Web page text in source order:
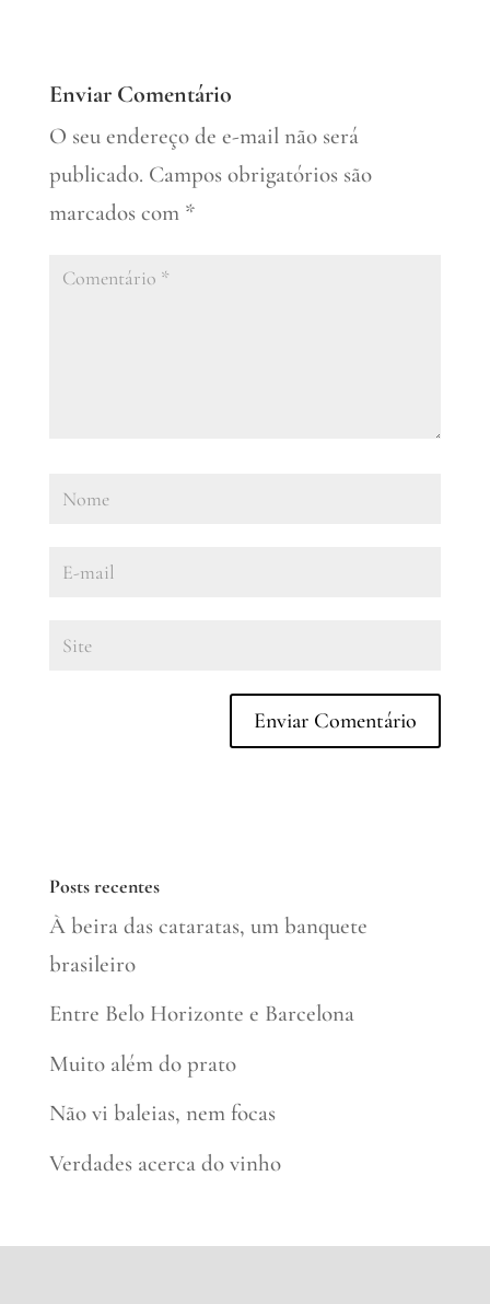
Enviar Comentário
O seu endereço de e-mail não será
publicado. Campos obrigatórios são
marcados com *
Posts recentes
À beira das cataratas, um banquete
brasileiro
Entre Belo Horizonte e Barcelona
Muito além do prato
Não vi baleias, nem focas
Verdades acerca do vinho